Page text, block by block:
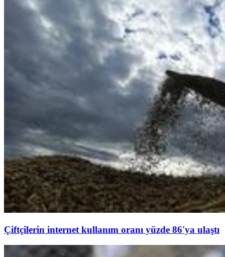
Çiftçilerin internet kullanım oranı yüzde 86'ya ulaştı